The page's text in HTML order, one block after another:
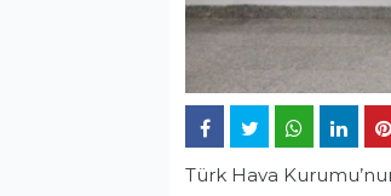
Türk Hava